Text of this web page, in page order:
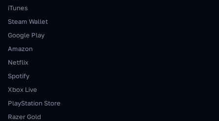
iTunes
Steam Wallet
Google Play
Amazon
Netflix
Spotify
Xbox Live
PlayStation Store
Razer Gold